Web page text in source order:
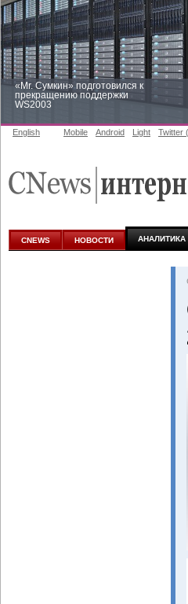
«Mr. Сумкин» подготовился к
прекращению поддержки
WS2003
аналитике
English Mobile Android Light Twitter
CNEWS НОВОСТИ АНАЛИТИКА